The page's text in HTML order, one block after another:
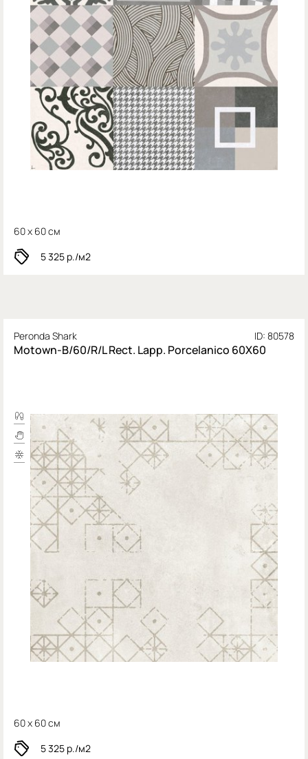
60 x 60 см
5 325 р./м2
Peronda Shark ID: 80578
Motown-B/60/R/L Rect. Lapp. Porcelanico 60X60
60 x 60 см
5 325 р./м2